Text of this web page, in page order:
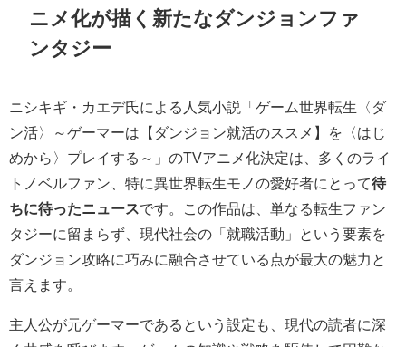
ニメ化が描く新たなダンジョンファ
ンタジー
ニシキギ・カエデ氏による人気小説「ゲーム世界転生〈ダ
ン活〉～ゲーマーは【ダンジョン就活のススメ】を〈はじ
めから〉プレイする～」のTVアニメ化決定は、多くのライ
トノベルファン、特に異世界転生モノの愛好者にとって待
ちに待ったニュースです。この作品は、単なる転生ファン
タジーに留まらず、現代社会の「就職活動」という要素を
ダンジョン攻略に巧みに融合させている点が最大の魅力と
言えます。
主人公が元ゲーマーであるという設定も、現代の読者に深